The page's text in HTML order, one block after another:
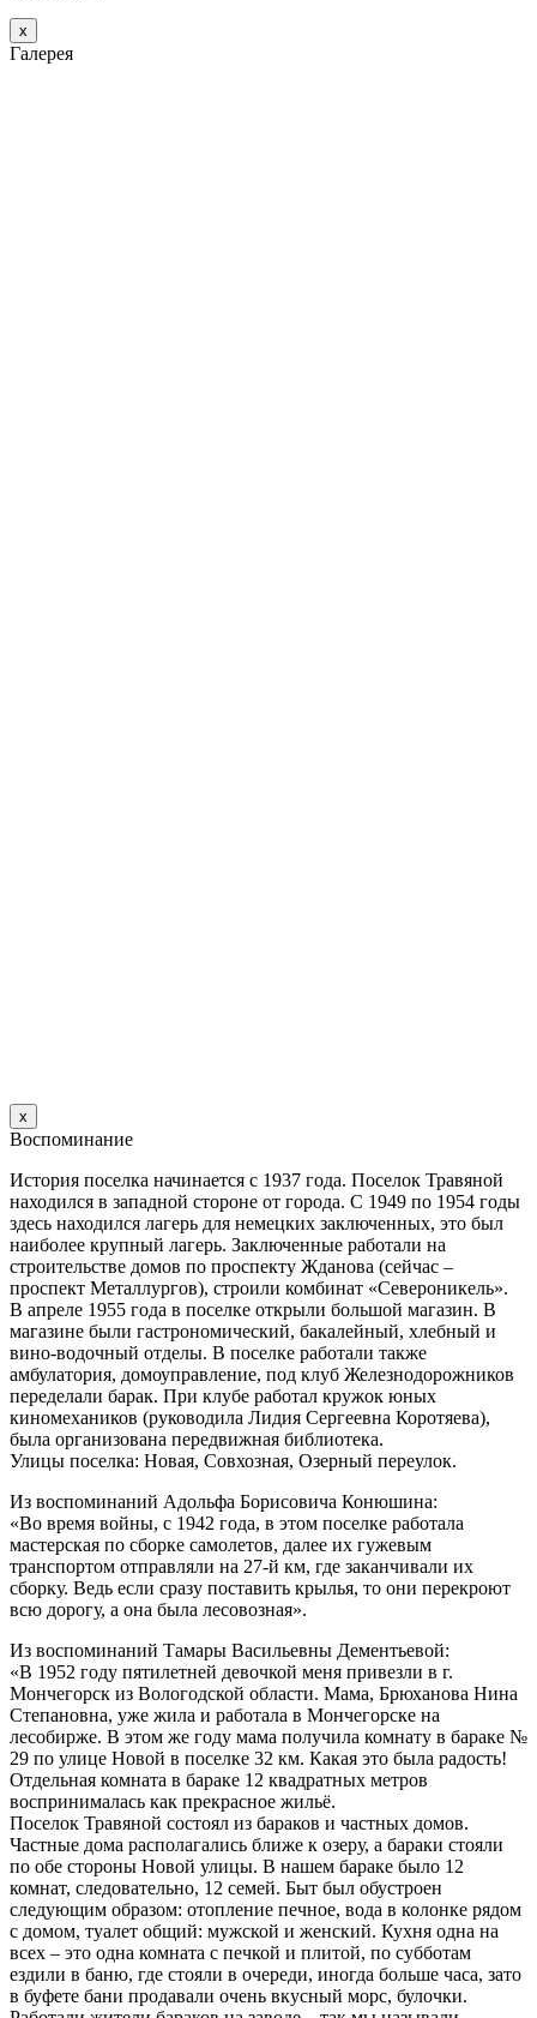
х
Галерея
х
Воспоминание
История поселка начинается с 1937 года. Поселок Травяной
находился в западной стороне от города. С 1949 по 1954 годы
здесь находился лагерь для немецких заключенных, это был
наиболее крупный лагерь. Заключенные работали на
строительстве домов по проспекту Жданова (сейчас –
проспект Металлургов), строили комбинат «Североникель».
В апреле 1955 года в поселке открыли большой магазин. B
магазине были гастрономический, бакалейный, хлебный и
вино-водочный отделы. В поселке работали также
амбулатория, домоуправление, под клуб Железнодорожников
переделали барак. При клубе работал кружок юных
киномехаников (руководила Лидия Сергеевна Коротяева),
была организована передвижная библиотека.
Улицы поселка: Новая, Совхозная, Озерный переулок.
Из воспоминаний Адольфа Борисовича Конюшина:
«Во время войны, с 1942 года, в этом поселке работала
мастерская по сборке самолетов, далее их гужевым
транспортом отправляли на 27-й км, где заканчивали их
сборку. Ведь если сразу поставить крылья, то они перекроют
всю дорогу, а она была лесовозная».
Из воспоминаний Тамары Васильевны Дементьевой:
«В 1952 году пятилетней девочкой меня привезли в г.
Мончегорск из Вологодской области. Мама, Брюханова Нина
Степановна, уже жила и работала в Мончегорске на
лесобирже. В этом же году мама получила комнату в бараке №
29 по улице Новой в поселке 32 км. Какая это была радость!
Отдельная комната в бараке 12 квадратных метров
воспринималась как прекрасное жильё.
Поселок Травяной состоял из бараков и частных домов.
Частные дома располагались ближе к озеру, а бараки стояли
по обе стороны Новой улицы. В нашем бараке было 12
комнат, следовательно, 12 семей. Быт был обустроен
следующим образом: отопление печное, вода в колонке рядом
с домом, туалет общий: мужской и женский. Кухня одна на
всех – это одна комната с печкой и плитой, по субботам
ездили в баню, где стояли в очереди, иногда больше часа, зато
в буфете бани продавали очень вкусный морс, булочки.